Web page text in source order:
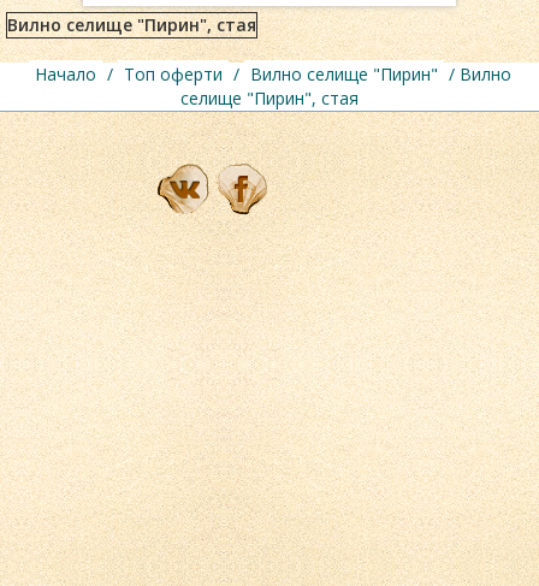
Вилно селище "Пирин", стая
Начало / Топ оферти / Вилно селище "Пирин" / Вилно
селище "Пирин", стая